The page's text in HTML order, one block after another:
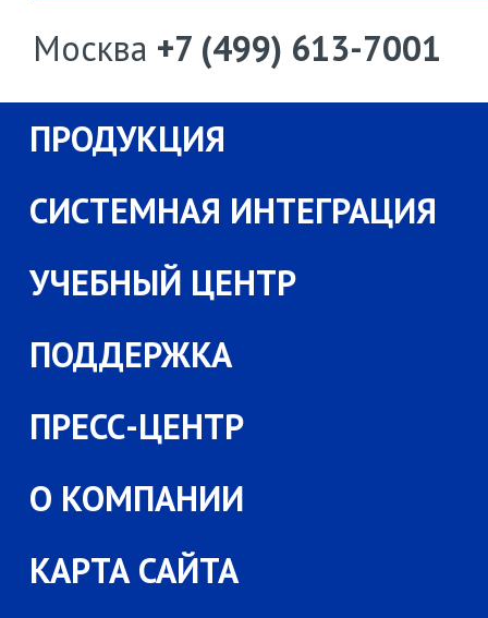
Москва +7 (499) 613-7001
ПРОДУКЦИЯ
СИСТЕМНАЯ ИНТЕГРАЦИЯ
УЧЕБНЫЙ ЦЕНТР
ПОДДЕРЖКА
ПРЕСС-ЦЕНТР
О КОМПАНИИ
КАРТА САЙТА